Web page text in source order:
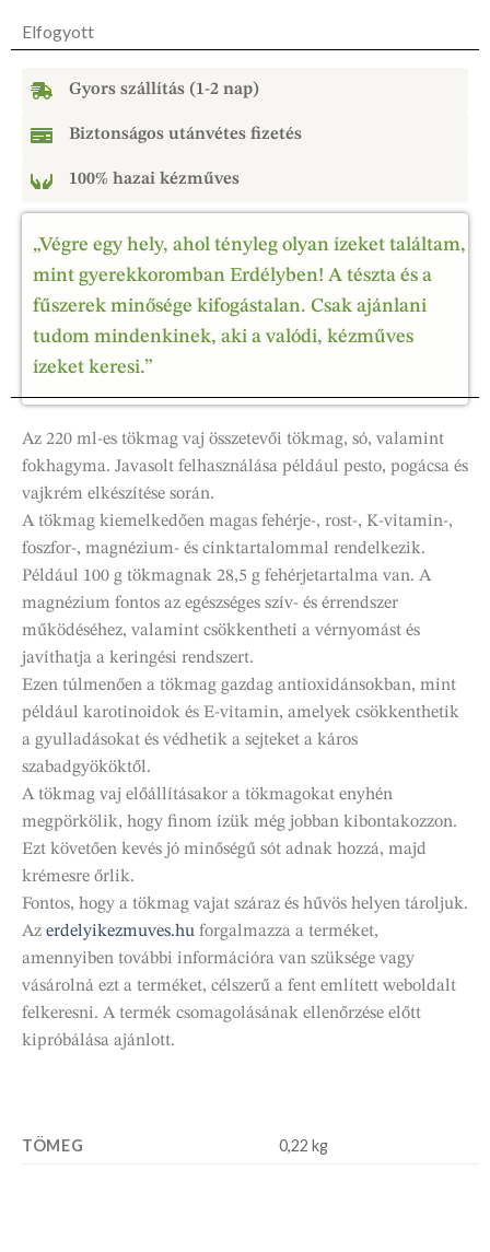
Elfogyott
Gyors szállítás (1-2 nap)
Biztonságos utánvétes fizetés
100% hazai kézműves
„Végre egy hely, ahol tényleg olyan ízeket találtam,
mint gyerekkoromban Erdélyben! A tészta és a
fűszerek minősége kifogástalan. Csak ajánlani
tudom mindenkinek, aki a valódi, kézműves
ízeket keresi.”
Az 220 ml-es tökmag vaj összetevői tökmag, só, valamint
fokhagyma. Javasolt felhasználása például pesto, pogácsa és
vajkrém elkészítése során.
A tökmag kiemelkedően magas fehérje-, rost-, K-vitamin-,
foszfor-, magnézium- és cinktartalommal rendelkezik.
Például 100 g tökmagnak 28,5 g fehérjetartalma van. A
magnézium fontos az egészséges szív- és érrendszer
működéséhez, valamint csökkentheti a vérnyomást és
javíthatja a keringési rendszert.
Ezen túlmenően a tökmag gazdag antioxidánsokban, mint
például karotinoidok és E-vitamin, amelyek csökkenthetik
a gyulladásokat és védhetik a sejteket a káros
szabadgyököktől.
A tökmag vaj előállításakor a tökmagokat enyhén
megpörkölik, hogy finom ízük még jobban kibontakozzon.
Ezt követően kevés jó minőségű sót adnak hozzá, majd
krémesre őrlik.
Fontos, hogy a tökmag vajat száraz és hűvös helyen tároljuk.
Az erdelyikezmuves.hu forgalmazza a terméket,
amennyiben további információra van szüksége vagy
vásárolná ezt a terméket, célszerű a fent említett weboldalt
felkeresni. A termék csomagolásának ellenőrzése előtt
kipróbálása ajánlott.
TÖMEG 0,22 kg